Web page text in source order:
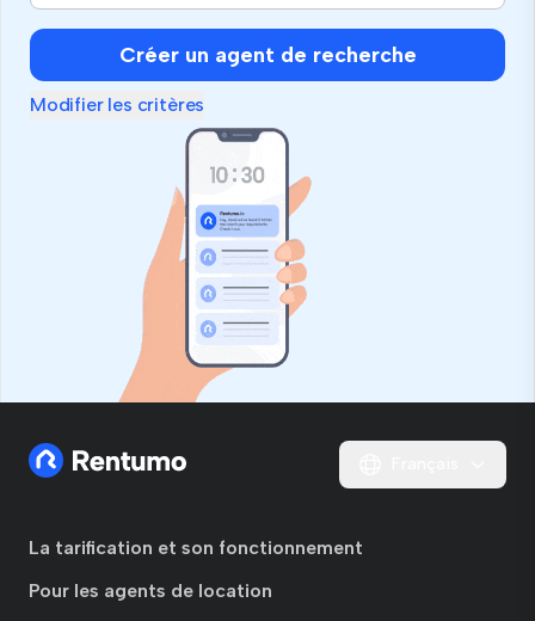
êtes
humain,
ignorez
ce
Créer un agent de recherche
Modifier les critères
La tarification et son fonctionnement
Pour les agents de location